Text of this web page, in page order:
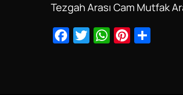
Tezgah Arası Cam Mutfak
Facebook
Twitter
WhatsApp